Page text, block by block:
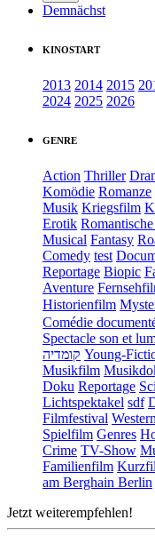
Demnächst
KINOSTART
2013 2014 2015
2024 2025 2026
GENRE
Action Thriller
Komödie Romanze
Musik Kriegsfilm
Erotik
Musical Fantasy
Comedy test
Reportage Biopic
Aventure
Historienfilm
Comédie
Spectacle son et
קומדיה Young-
Musikfilm
Doku Reportage
Lichtspektakel sdf
Filmfestival Western
Spielfilm Genres
Crime TV-Show
Familienfilm
am Berghain Berlin
Jetzt weiterempfehlen!